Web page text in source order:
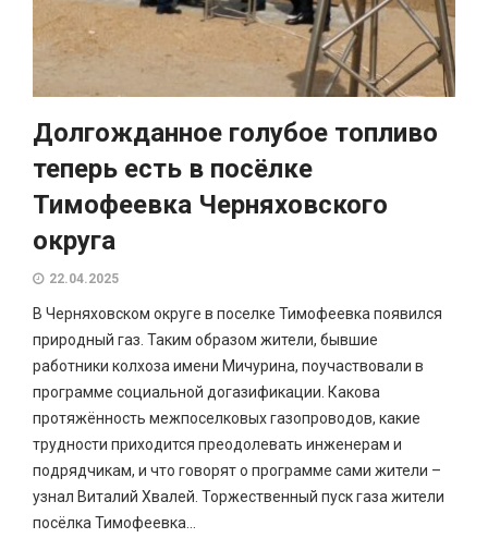
Долгожданное голубое топливо
теперь есть в посёлке
Тимофеевка Черняховского
округа
22.04.2025
В Черняховском округе в поселке Тимофеевка появился
природный газ. Таким образом жители, бывшие
работники колхоза имени Мичурина, поучаствовали в
программе социальной догазификации. Какова
протяжённость межпоселковых газопроводов, какие
трудности приходится преодолевать инженерам и
подрядчикам, и что говорят о программе сами жители –
узнал Виталий Хвалей. Торжественный пуск газа жители
посёлка Тимофеевка...